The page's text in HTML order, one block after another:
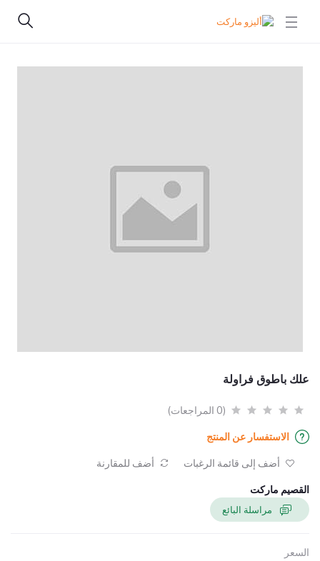
علك باطوق فراولة
(0 المراجعات)
الاستفسار عن المنتج
أضف إلى قائمة الرغبات أضف للمقارنة
القصيم ماركت
السعر